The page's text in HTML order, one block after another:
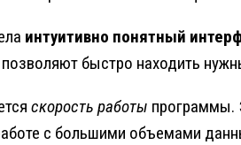
интуитивно понятный
быстро находить
скорость работы программы.
с большими объемами